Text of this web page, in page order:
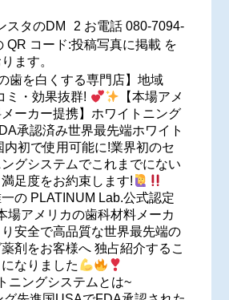
スタのDM 2 お電話 080-7094-
コード:投稿写真に掲載 を
ます。
歯を白くする専門店】地域
ミ・効果抜群!
【本場アメ
ーカー提携】ホワイトニング
承認済み世界最先端ホワイト
内初で使用可能に!業界初のセ
グシステムでこれまでにない
足度をお約束します!
の PLATINUM Lab.公式認定
場アメリカの歯科材料メーカ
安全で高品質な世界最先端の
剤をお客様へ 独占紹介するこ
なりました
ニングシステムとは~